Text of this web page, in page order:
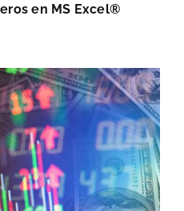
en MS Excel®